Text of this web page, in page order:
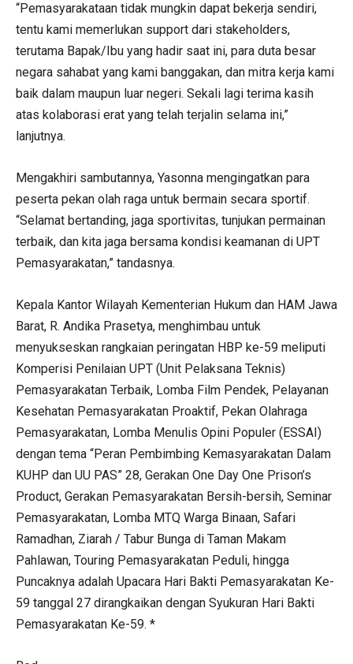
“Pemasyarakataan tidak mungkin dapat bekerja sendiri,
tentu kami memerlukan support dari stakeholders,
terutama Bapak/Ibu yang hadir saat ini, para duta besar
negara sahabat yang kami banggakan, dan mitra kerja kami
baik dalam maupun luar negeri. Sekali lagi terima kasih
atas kolaborasi erat yang telah terjalin selama ini,”
lanjutnya.
Mengakhiri sambutannya, Yasonna mengingatkan para
peserta pekan olah raga untuk bermain secara sportif.
“Selamat bertanding, jaga sportivitas, tunjukan permainan
terbaik, dan kita jaga bersama kondisi keamanan di UPT
Pemasyarakatan,” tandasnya.
Kepala Kantor Wilayah Kementerian Hukum dan HAM Jawa
Barat, R. Andika Prasetya, menghimbau untuk
menyukseskan rangkaian peringatan HBP ke-59 meliputi
Komperisi Penilaian UPT (Unit Pelaksana Teknis)
Pemasyarakatan Terbaik, Lomba Film Pendek, Pelayanan
Kesehatan Pemasyarakatan Proaktif, Pekan Olahraga
Pemasyarakatan, Lomba Menulis Opini Populer (ESSAI)
dengan tema “Peran Pembimbing Kemasyarakatan Dalam
KUHP dan UU PAS” 28, Gerakan One Day One Prison’s
Product, Gerakan Pemasyarakatan Bersih-bersih, Seminar
Pemasyarakatan, Lomba MTQ Warga Binaan, Safari
Ramadhan, Ziarah / Tabur Bunga di Taman Makam
Pahlawan, Touring Pemasyarakatan Peduli, hingga
Puncaknya adalah Upacara Hari Bakti Pemasyarakatan Ke-
59 tanggal 27 dirangkaikan dengan Syukuran Hari Bakti
Pemasyarakatan Ke-59. *